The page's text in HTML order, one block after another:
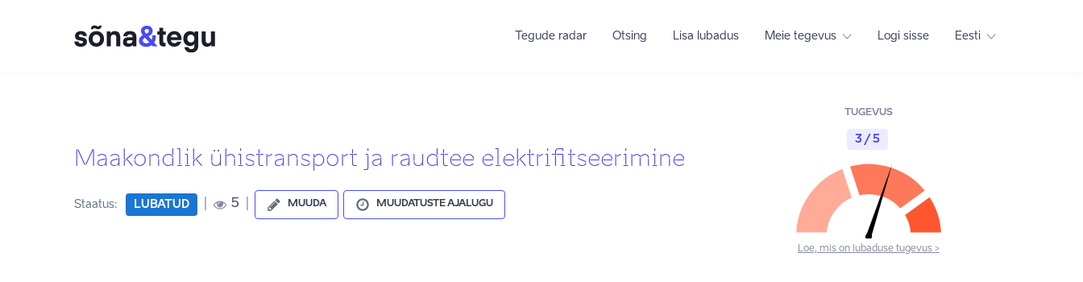
Tegude radar Otsing Lisa lubadus Meie tegevus Logi sisse Eesti
Maakondlik ühistransport ja raudtee elektrifitseerimine
Staatus: LUBATUD 5 MUUDA MUUDATUSTE AJALUGU
TUGEVUS
3 / 5
Loe, mis on lubaduse tugevus >